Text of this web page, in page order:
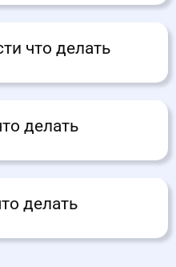
что делать
делать
делать